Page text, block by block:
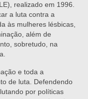
realizado em 1996.
a luta contra a
às mulheres lésbicas,
além de
sobretudo, na
e toda a
de luta. Defendendo
por políticas